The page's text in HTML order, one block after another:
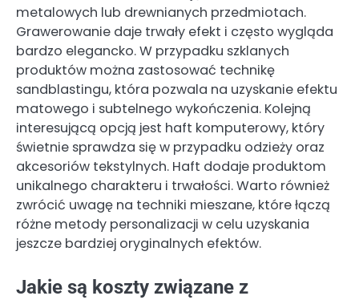
metalowych lub drewnianych przedmiotach.
Grawerowanie daje trwały efekt i często wygląda
bardzo elegancko. W przypadku szklanych
produktów można zastosować technikę
sandblastingu, która pozwala na uzyskanie efektu
matowego i subtelnego wykończenia. Kolejną
interesującą opcją jest haft komputerowy, który
świetnie sprawdza się w przypadku odzieży oraz
akcesoriów tekstylnych. Haft dodaje produktom
unikalnego charakteru i trwałości. Warto również
zwrócić uwagę na techniki mieszane, które łączą
różne metody personalizacji w celu uzyskania
jeszcze bardziej oryginalnych efektów.
Jakie są koszty związane z